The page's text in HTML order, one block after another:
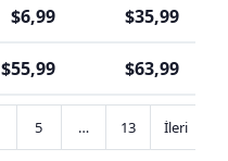
$6,99 $35,99
$55,99 $63,99
5 … 13 İleri